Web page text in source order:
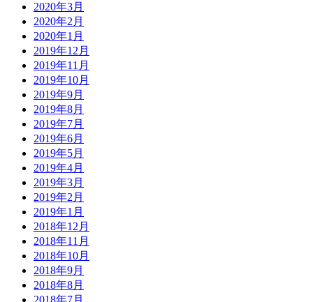
2020年3月
2020年2月
2020年1月
2019年12月
2019年11月
2019年10月
2019年9月
2019年8月
2019年7月
2019年6月
2019年5月
2019年4月
2019年3月
2019年2月
2019年1月
2018年12月
2018年11月
2018年10月
2018年9月
2018年8月